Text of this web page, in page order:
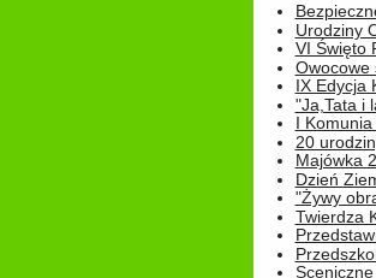
Urodziny
VI Święto
Owocowe
IX Edycja
"Ja,Tata i
I
20
Majówka
Dzień
"Żywy
Twierdza